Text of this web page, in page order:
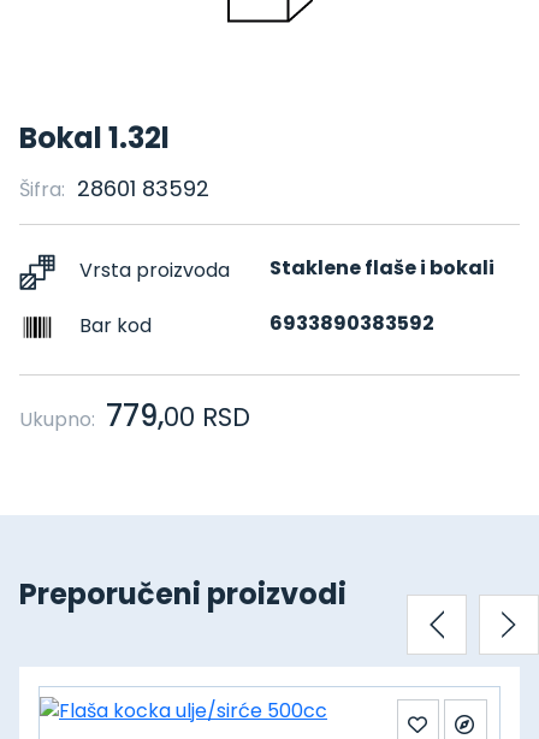
Bokal 1.32l
Šifra: 28601 83592
Vrsta proizvoda Staklene flaše i bokali
Bar kod 6933890383592
Ukupno: 779,00 RSD
Preporučeni proizvodi